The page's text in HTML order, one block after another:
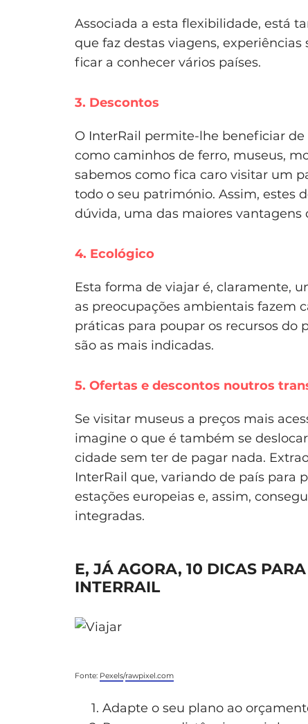
Associada a esta flexibilidade, está
que faz destas viagens,
ficar a conhecer vários países.
3. Descontos
O InterRail permite-lhe beneficiar
como caminhos de ferro, museus,
sabemos como fica caro visitar um
todo o seu património. Assim, estes
dúvida, uma das maiores vantagens
4. Ecológico
Esta forma de viajar é, claramente,
as preocupações ambientais fazem
práticas para poupar os recursos do
são as mais indicadas.
5. Ofertas e descontos noutros
Se visitar museus a preços mais
imagine o que é também se
cidade sem ter de pagar nada.
InterRail que, variando de país para
estações europeias e, assim,
integradas.
E, JÁ AGORA, 10 DICAS
INTERRAIL
Fonte: Pexels/rawpixel.com
Adapte o seu plano ao